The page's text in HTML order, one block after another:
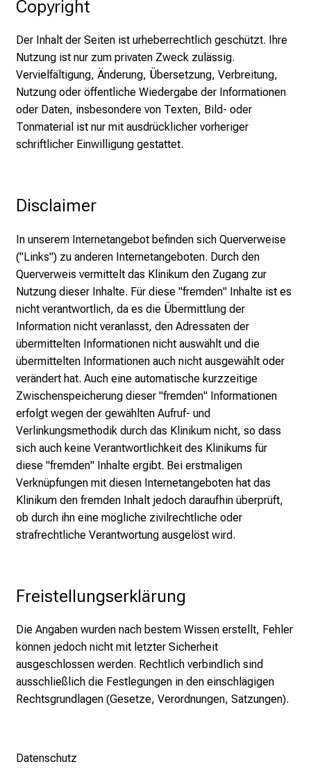
Copyright
Der Inhalt der Seiten ist urheberrechtlich geschützt. Ihre
Nutzung ist nur zum privaten Zweck zulässig.
Vervielfältigung, Änderung, Übersetzung, Verbreitung,
Nutzung oder öffentliche Wiedergabe der Informationen
oder Daten, insbesondere von Texten, Bild- oder
Tonmaterial ist nur mit ausdrücklicher vorheriger
schriftlicher Einwilligung gestattet.
Disclaimer
In unserem Internetangebot befinden sich Querverweise
("Links") zu anderen Internetangeboten. Durch den
Querverweis vermittelt das Klinikum den Zugang zur
Nutzung dieser Inhalte. Für diese "fremden" Inhalte ist es
nicht verantwortlich, da es die Übermittlung der
Information nicht veranlasst, den Adressaten der
übermittelten Informationen nicht auswählt und die
übermittelten Informationen auch nicht ausgewählt oder
verändert hat. Auch eine automatische kurzzeitige
Zwischenspeicherung dieser "fremden" Informationen
erfolgt wegen der gewählten Aufruf- und
Verlinkungsmethodik durch das Klinikum nicht, so dass
sich auch keine Verantwortlichkeit des Klinikums für
diese "fremden" Inhalte ergibt. Bei erstmaligen
Verknüpfungen mit diesen Internetangeboten hat das
Klinikum den fremden Inhalt jedoch daraufhin überprüft,
ob durch ihn eine mögliche zivilrechtliche oder
strafrechtliche Verantwortung ausgelöst wird.
Freistellungserklärung
Die Angaben wurden nach bestem Wissen erstellt, Fehler
können jedoch nicht mit letzter Sicherheit
ausgeschlossen werden. Rechtlich verbindlich sind
ausschließlich die Festlegungen in den einschlägigen
Rechtsgrundlagen (Gesetze, Verordnungen, Satzungen).
Datenschutz